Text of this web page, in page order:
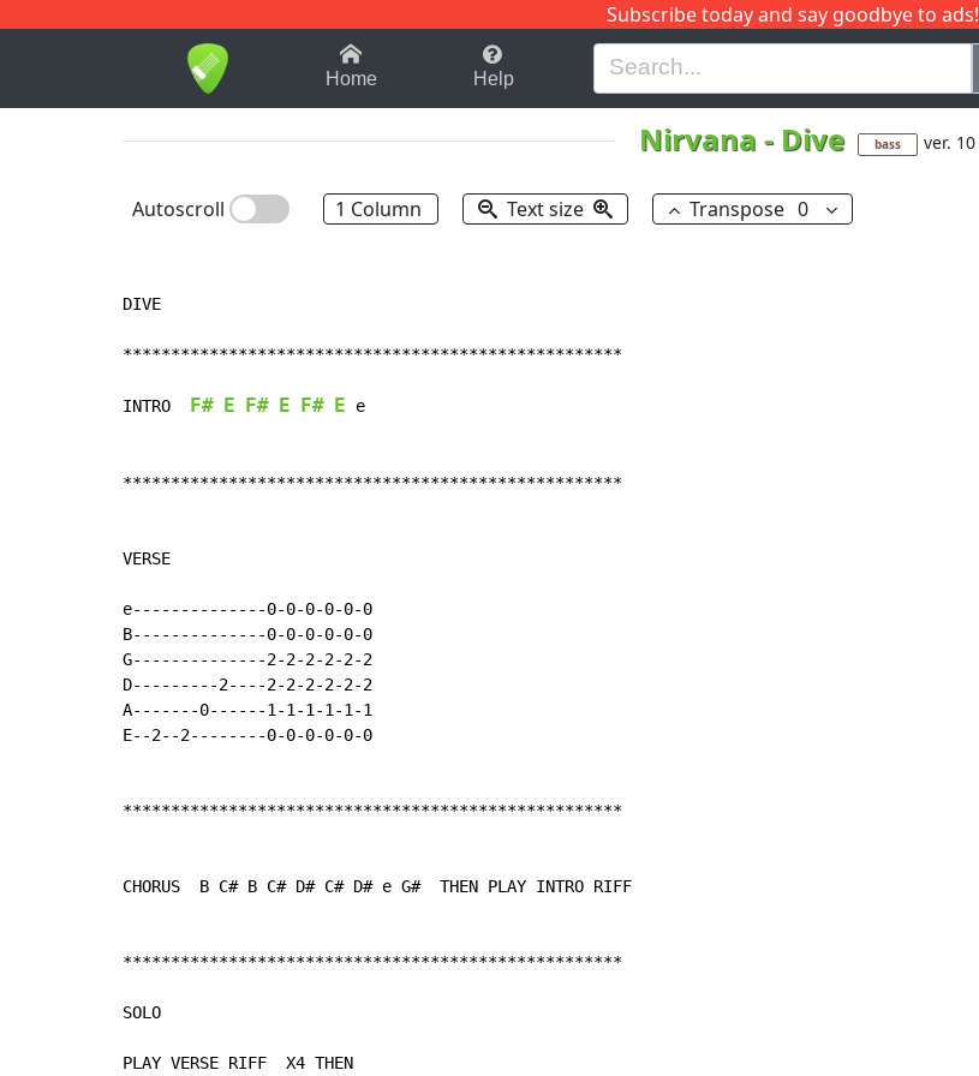
Subscribe today and say goodbye to ads!
1-9 B H I J
Home Help
Nirvana - Dive bass ver. 10
Autoscroll 1 Column Text size Transpose 0
DIVE
****************************************************
INTRO F# E F# E F# E e
****************************************************
VERSE
e--------------0-0-0-0-0-0
B--------------0-0-0-0-0-0
G--------------2-2-2-2-2-2
D---------2----2-2-2-2-2-2
A-------0------1-1-1-1-1-1
E--2--2--------0-0-0-0-0-0
****************************************************
CHORUS  B C# B C# D# C# D# e G#  THEN PLAY INTRO RIFF
****************************************************
SOLO
PLAY VERSE RIFF  X4 THEN